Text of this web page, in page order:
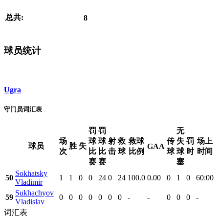
总共: 8
球员统计
Ugra
守门员词汇表
球员
场
次
胜 失
罚
球
比
赛
罚
球
比
赛
射
击
救
球
救球
比例
GAA
传
球
无
失
球
塞
罚
时
场上
时间
50
Sokhatsky
Vladimir
1 1 0 0 24 0 24 100.0 0.00 0 1 0 60:00
59
Sukhachyov
Vladislav
0 0 0 0 0 0 0 - - 0 0 0
-
词汇表